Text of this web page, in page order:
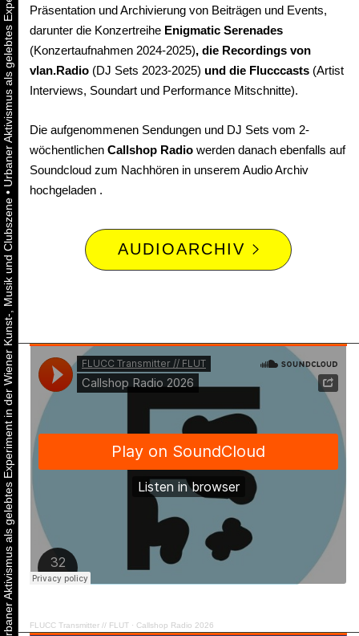
Urbaner Aktivismus als gelebtes Experiment in der Wiener Kunst-, Musik und Clubszene
•
Präsentation und Archivierung von Beiträgen und Events,
darunter die Konzertreihe Enigmatic Serenades
(Konzertaufnahmen 2024-2025), die Recordings von
vlan.Radio (DJ Sets 2023-2025) und die Flucccasts (Artist
Interviews, Soundart und Performance Mitschnitte).
Die aufgenommenen Sendungen und DJ Sets vom 2-
wöchentlichen Callshop Radio werden danach ebenfalls auf
Soundcloud zum Nachhören in unserem Audio Archiv
hochgeladen .
AUDIOARCHIV
FLUCC Transmitter // FLUT · Callshop Radio 2026